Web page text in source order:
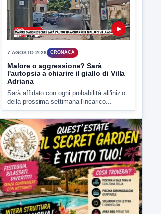
Malore o aggressione? Sarà
l'autopsia a chiarire il giallo di Villa
Adriana
Sarà affidato con ogni probabilità all'inizio
della prossima settimana l'incarico...